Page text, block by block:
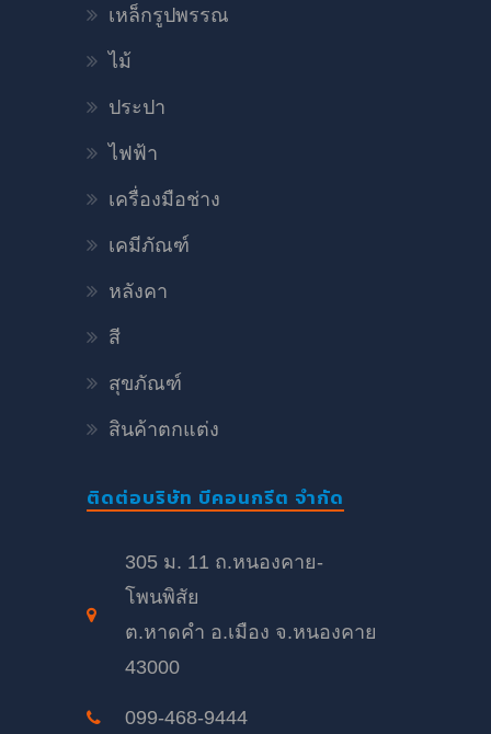
เหล็กรูปพรรณ
ไม้
ประปา
ไฟฟ้า
เครื่องมือช่าง
เคมีภัณฑ์
หลังคา
สี
สุขภัณฑ์
สินค้าตกแต่ง
ติดต่อบริษัท บีคอนกรีต จำกัด
305 ม. 11 ถ.หนองคาย-
โพนพิสัย
ต.หาดคำ อ.เมือง จ.หนองคาย
43000
099-468-9444